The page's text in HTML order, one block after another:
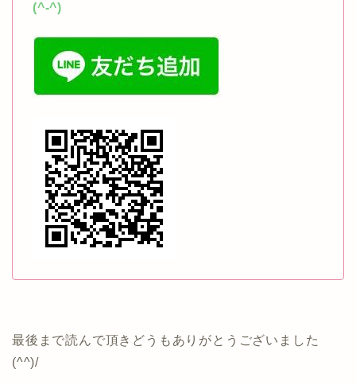
(^-^)
最後まで読んで頂きどうもありがとうございました
(^^)/